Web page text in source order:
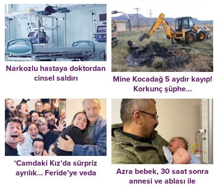
Narkozlu hastaya doktordan
cinsel saldırı
Mine Kocadağ 5 aydır kayıp!
Korkunç şüphe…
Telefonundan son sinyalin
alındığı mahallede aranıyor
‘Camdaki Kız’da sürpriz
ayrılık… Feride’ye veda
Azra bebek, 30 saat sonra
annesi ve ablası ile